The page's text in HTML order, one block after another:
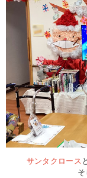
サンタクロース